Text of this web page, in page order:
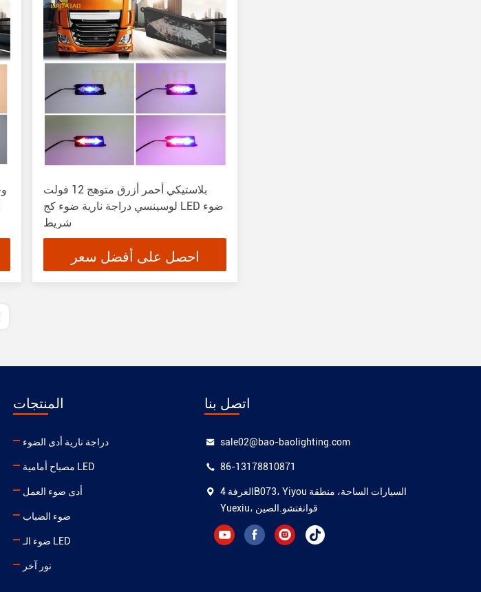
بلاستيكي أحمر أزرق متوهج 12 فولت
لوسينسي دراجة نارية ضوء كج LED ضوء
شريط
احصل على أفضل سعر
المنتجات
دراجة نارية أدى الضوء
مصباح أمامية LED
أدى ضوء العمل
ضوء الضباب
ضوء الـ LED
نور آخر
اتصل بنا
sale02@bao-baolighting.com
86-13178810871
الغرفة 4B073، Yiyou السيارات الساحة، منطقة
Yuexiu، قوانغتشو.الصين